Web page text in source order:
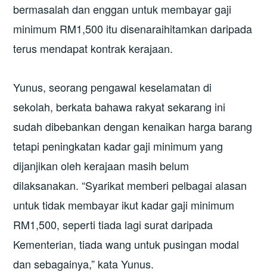
bermasalah dan enggan untuk membayar gaji
minimum RM1,500 itu disenaraihitamkan daripada
terus mendapat kontrak kerajaan.
Yunus, seorang pengawal keselamatan di
sekolah, berkata bahawa rakyat sekarang ini
sudah dibebankan dengan kenaikan harga barang
tetapi peningkatan kadar gaji minimum yang
dijanjikan oleh kerajaan masih belum
dilaksanakan. “Syarikat memberi pelbagai alasan
untuk tidak membayar ikut kadar gaji minimum
RM1,500, seperti tiada lagi surat daripada
Kementerian, tiada wang untuk pusingan modal
dan sebagainya,” kata Yunus.